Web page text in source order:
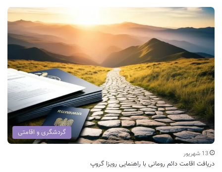
گردشگری و اقامتی
13 شهریور
دریافت اقامت دائم رومانی با راهنمایی رویزا گروپ